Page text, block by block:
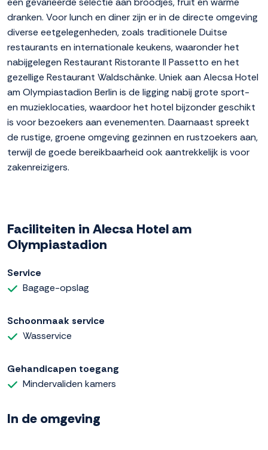
dranken. Voor lunch en diner zijn er in de directe omgeving
diverse eetgelegenheden, zoals traditionele Duitse
restaurants en internationale keukens, waaronder het
nabijgelegen Restaurant Ristorante Il Passetto en het
gezellige Restaurant Waldschänke. Uniek aan Alecsa Hotel
am Olympiastadion Berlin is de ligging nabij grote sport-
en muzieklocaties, waardoor het hotel bijzonder geschikt
is voor bezoekers aan evenementen. Daarnaast spreekt
de rustige, groene omgeving gezinnen en rustzoekers aan,
terwijl de goede bereikbaarheid ook aantrekkelijk is voor
zakenreizigers.
Faciliteiten in Alecsa Hotel am
Olympiastadion
Service
Bagage-opslag
Schoonmaak service
Wasservice
Gehandicapen toegang
Mindervaliden kamers
In de omgeving